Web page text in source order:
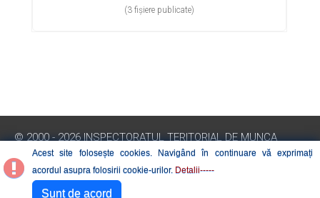
(3 fișiere publicate)
© 2000 - 2026 INSPECTORATUL TERITORIAL DE MUNCA
ARAD
INSPECȚIA MUNCII. ROMÂNIA
Acest site folosește cookies. Navigând în continuare vă exprimați
acordul asupra folosirii cookie-urilor. Detalii-----
Sunt de acord